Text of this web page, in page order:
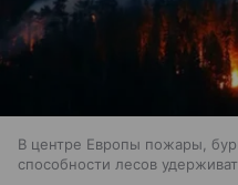
В центре Европы пожары,
способности лесов